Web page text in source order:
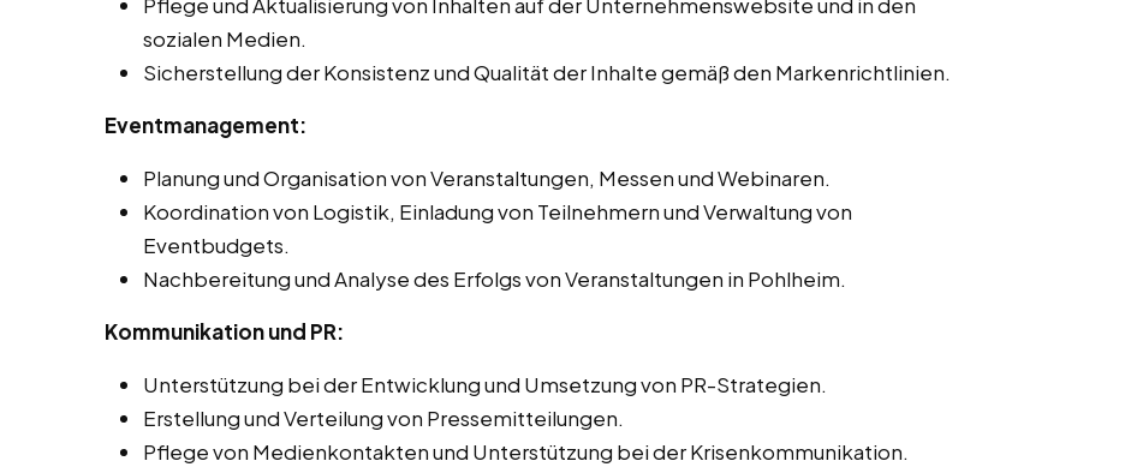
Pflege und Aktualisierung von Inhalten auf der Unternehmenswebsite und in den
sozialen Medien.
Sicherstellung der Konsistenz und Qualität der Inhalte gemäß den Markenrichtlinien.
Eventmanagement:
Planung und Organisation von Veranstaltungen, Messen und Webinaren.
Koordination von Logistik, Einladung von Teilnehmern und Verwaltung von
Eventbudgets.
Nachbereitung und Analyse des Erfolgs von Veranstaltungen in Pohlheim.
Kommunikation und PR:
Unterstützung bei der Entwicklung und Umsetzung von PR-Strategien.
Erstellung und Verteilung von Pressemitteilungen.
Pflege von Medienkontakten und Unterstützung bei der Krisenkommunikation.